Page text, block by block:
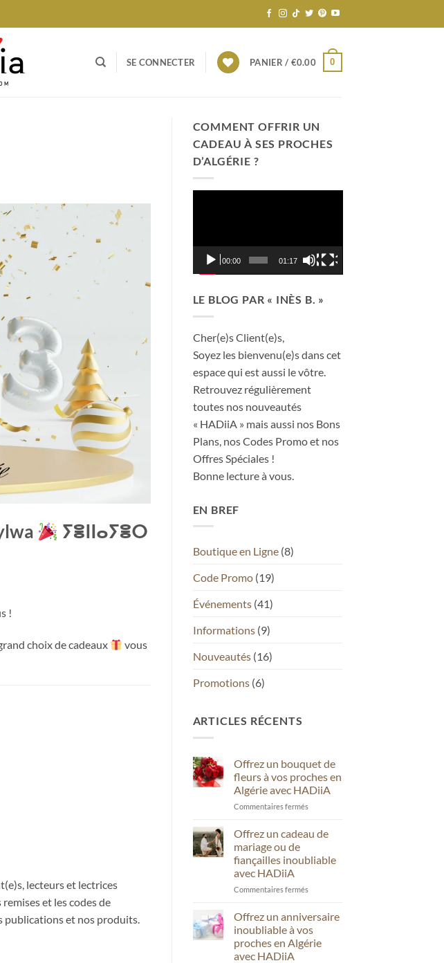
SE CONNECTER PANIER / €0.00 0
ⵢⴻⵏⵏⴰⵢⴻⵔ
!
choix de cadeaux
vous
lecteurs et lectrices
et les codes de
publications et nos produits.
COMMENT OFFRIR UN
CADEAU À SES PROCHES
D’ALGÉRIE ?
00:00 01:17
LE BLOG PAR « INÈS B. »
Cher(e)s Client(e)s,
Soyez les bienvenu(e)s dans cet
espace qui est aussi le vôtre.
Retrouvez régulièrement
toutes nos nouveautés
« HADiiA » mais aussi nos Bons
Plans, nos Codes Promo et nos
Offres Spéciales !
Bonne lecture à vous.
EN BREF
Boutique en Ligne(8)
Code Promo(19)
Événements(41)
Informations(9)
Nouveautés(16)
Promotions(6)
ARTICLES RÉCENTS
Offrez un bouquet de
fleurs à vos proches en
Algérie avec HADiiA
Commentaires ferméssur
bouquet
fleurs
vos
Algérie
avec
HADiiA
Offrez un cadeau de
mariage ou de
fiançailles inoubliable
avec HADiiA
Commentaires ferméssur
cadeau
de
mariage
Offrez un anniversaire
inoubliable à vos
proches en Algérie
avec HADiiA